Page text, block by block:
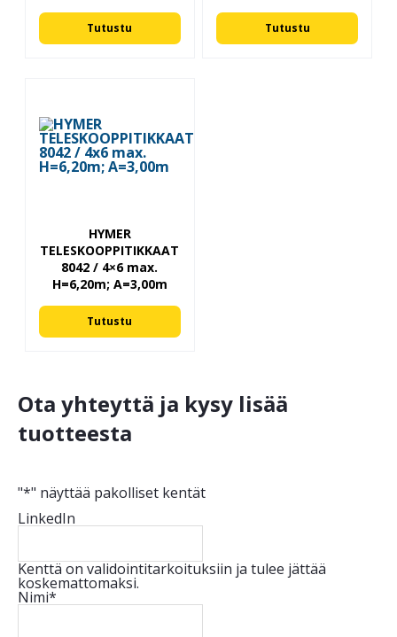
Tutustu Tutustu
HYMER
TELESKOOPPITIKKAAT
8042 / 4×6 max.
H=6,20m; A=3,00m
Tutustu
Ota yhteyttä ja kysy lisää
tuotteesta
"*" näyttää pakolliset kentät
LinkedIn
Kenttä on validointitarkoituksiin ja tulee jättää
koskemattomaksi.
Nimi*